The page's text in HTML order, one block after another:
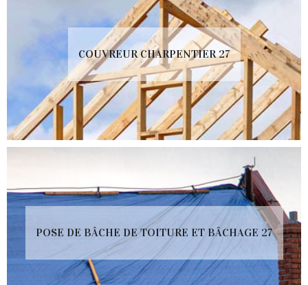
COUVREUR CHARPENTIER 27
POSE DE BÂCHE DE TOITURE ET BÂCHAGE 27